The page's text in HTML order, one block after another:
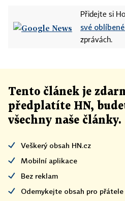
Přidejte si
své
zprávách.
Tento článek je
předplatíte HN,
všechny naše články.
Veškerý obsah HN.cz
Mobilní aplikace
Bez reklam
Odemykejte obsah pro přátele